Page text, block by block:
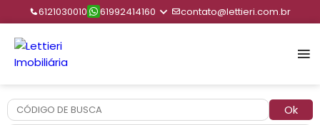
6121030010 61992414160 contato@lettieri.com.br
Ok